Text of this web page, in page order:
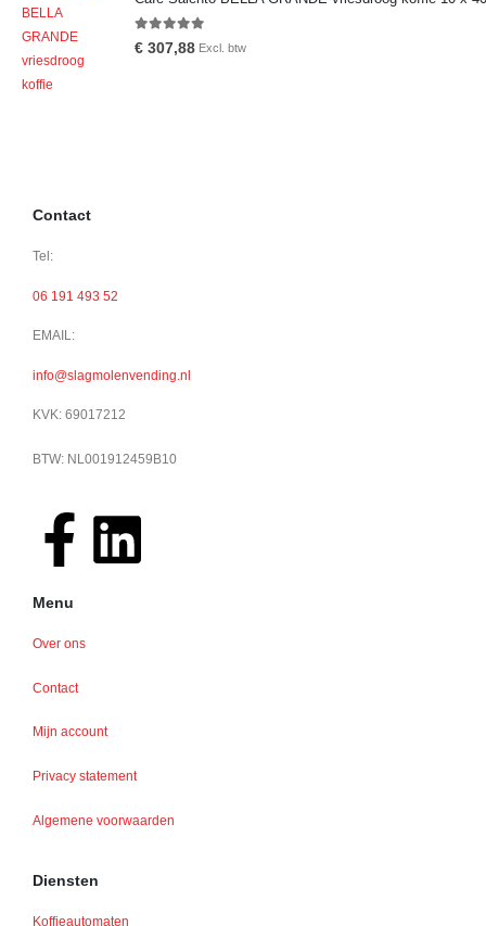
0out of 5
€ 307,88 Excl. btw
Contact
Tel:
06 191 493 52
EMAIL:
info@slagmolenvending.nl
KVK: 69017212
BTW: NL001912459B10
Menu
Over ons
Contact
Mijn account
Privacy statement
Algemene voorwaarden
Diensten
Koffieautomaten